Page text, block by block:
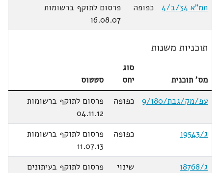
תמ"א 34/ב/4
כפופה
פרסום לתוקף ברשומות
16.08.07
תוכניות משנות
מס' תוכנית
סוג
יחס
סטטוס
עפ/מק/גבת/9/180
כפופה
פרסום לתוקף ברשומות
04.11.12
ג/19543
כפופה
פרסום לתוקף ברשומות
11.07.13
ג/18768
שינוי
פרסום לתוקף בעיתונים